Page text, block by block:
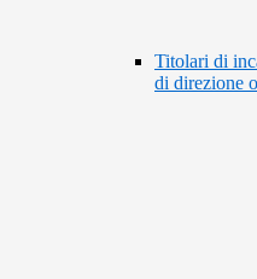
Titolari di
di direzione